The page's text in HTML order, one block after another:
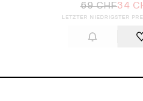
69 CHF34
Letzter niedrigster